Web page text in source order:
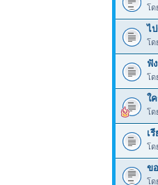
โด
ไ
โด
ฟั
โด
ใ
โด
เ
โด
ข
โด